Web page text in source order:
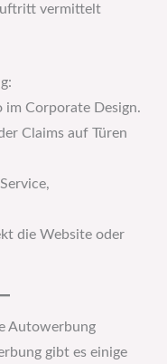
vermittelt
im Corporate Design.
Claims auf Türen
die Website oder
Autowerbung
gibt es einige